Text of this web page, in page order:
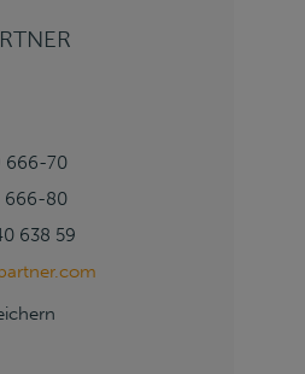
666-70
666-80
638 59